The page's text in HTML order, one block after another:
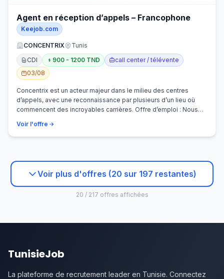
Agent en réception d’appels – Francophone
Keejob.com
CONCENTRIX
Tunis
CDI
900 - 1200 TND
call center / télévente
03/08
Concentrix est un acteur majeur dans le milieu des centres
d’appels, avec une reconnaissance par plusieurs d’un lieu où
commencent des incroyables carrières. Offre d’emploi : Nous
Voir l'offre
Voir plus d'offres (20 sur 197 restantes)
20 / 217 offres affichées
TunisieJob
La plateforme de recrutement leader en Tunisie. Connectez